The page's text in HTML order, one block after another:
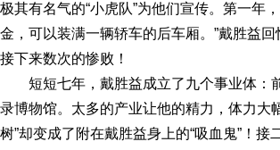
极其有名气的“小虎队”为他们宣传。第一年
金，可以装满一辆轿车的后车厢。”戴胜益
接下来数次的惨败！
短短七年，戴胜益成立了九个事业体：
录博物馆。太多的产业让他的精力，体力大
树”却变成了附在戴胜益身上的“吸血鬼”！